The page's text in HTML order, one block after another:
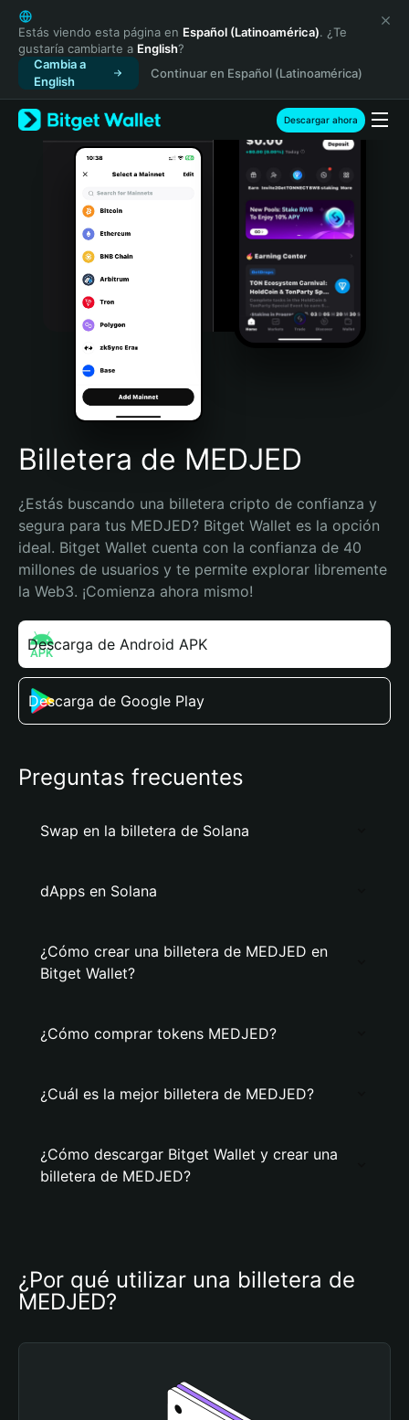
English
日本語
Tiếng Việt
Русский
Español (Latinoamérica)
Türkçe
Italiano
Português (Portugal)
Bahasa Indonesia
Português (Brasil)
Español (Argentina)
Estás viendo esta página en Español (Latinoamérica). ¿Te
gustaría cambiarte a English?
Cambia a
English
Continuar en Español (Latinoamérica)
Descargar ahora
Billetera de MEDJED
¿Estás buscando una billetera cripto de confianza y
segura para tus MEDJED? Bitget Wallet es la opción
ideal. Bitget Wallet cuenta con la confianza de 40
millones de usuarios y te permite explorar libremente
la Web3. ¡Comienza ahora mismo!
Descarga de Android APK
Descarga de Google Play
Preguntas frecuentes
Swap en la billetera de Solana
dApps en Solana
¿Cómo crear una billetera de MEDJED en
Bitget Wallet?
¿Cómo comprar tokens MEDJED?
¿Cuál es la mejor billetera de MEDJED?
¿Cómo descargar Bitget Wallet y crear una
billetera de MEDJED?
¿Por qué utilizar una billetera de
MEDJED?